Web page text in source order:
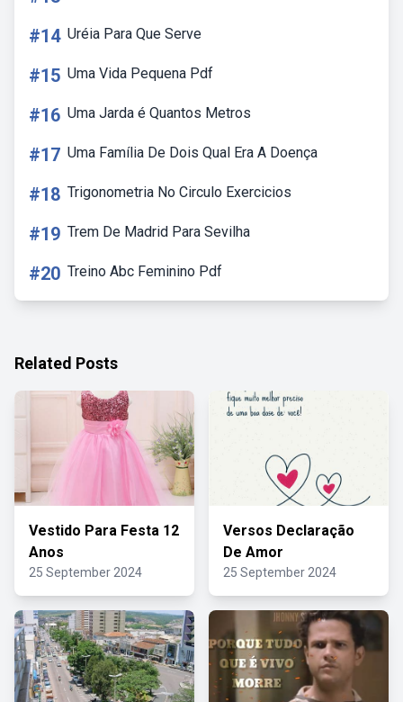
#14 Uréia Para Que Serve
#15 Uma Vida Pequena Pdf
#16 Uma Jarda é Quantos Metros
#17 Uma Família De Dois Qual Era A Doença
#18 Trigonometria No Circulo Exercicios
#19 Trem De Madrid Para Sevilha
#20 Treino Abc Feminino Pdf
Related Posts
Vestido Para Festa 12
Anos
25 September 2024
Versos Declaração
De Amor
25 September 2024